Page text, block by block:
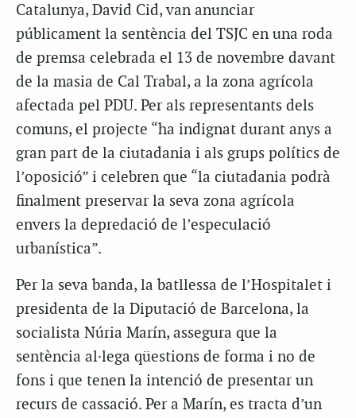
Catalunya, David Cid, van anunciar
públicament la sentència del TSJC en una roda
de premsa celebrada el 13 de novembre davant
de la masia de Cal Trabal, a la zona agrícola
afectada pel PDU. Per als representants dels
comuns, el projecte “ha indignat durant anys a
gran part de la ciutadania i als grups polítics de
l’oposició” i celebren que “la ciutadania podrà
finalment preservar la seva zona agrícola
envers la depredació de l’especulació
urbanística”.
Per la seva banda, la batllessa de l’Hospitalet i
presidenta de la Diputació de Barcelona, la
socialista Núria Marín, assegura que la
sentència al·lega qüestions de forma i no de
fons i que tenen la intenció de presentar un
recurs de cassació. Per a Marín, es tracta d’un